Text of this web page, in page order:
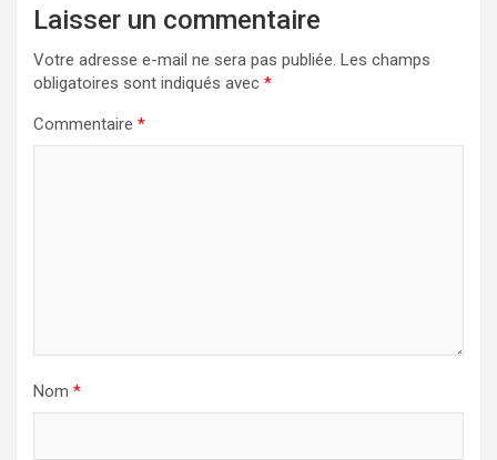
Laisser un commentaire
Votre adresse e-mail ne sera pas publiée. Les champs
obligatoires sont indiqués avec *
Commentaire *
Nom *